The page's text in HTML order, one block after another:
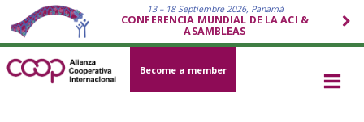
13 – 18 Septiembre 2026, Panamá
CONFERENCIA MUNDIAL DE LA ACI &
ASAMBLEAS
Become a member